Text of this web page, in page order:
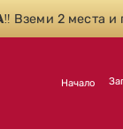
2 места и
Начало